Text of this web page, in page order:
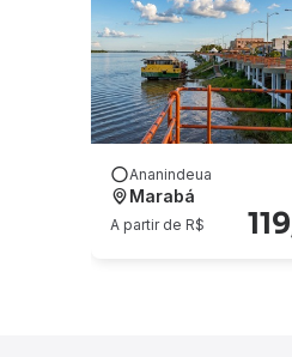
Ananindeua
Marabá
A partir de R$